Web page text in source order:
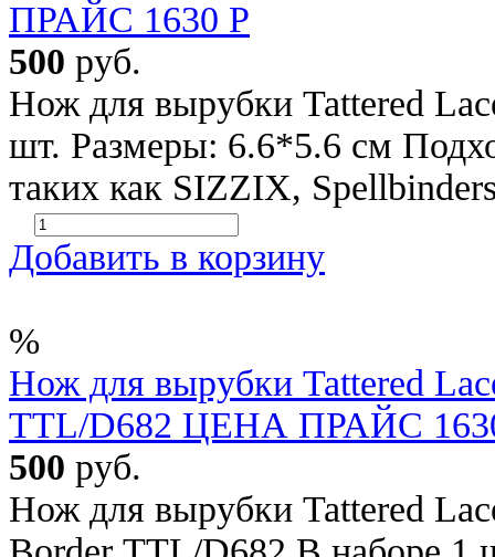
ПРАЙС 1630 Р
500 руб.
Нож для вырубки Tattered
шт. Размеры: 6.6*5.6 см
таких как SIZZIX,
Добавить в корзину
%
Нож для вырубки Tattered
TTL/D682 ЦЕНА ПРАЙС
500 руб.
Нож для вырубки Tattered